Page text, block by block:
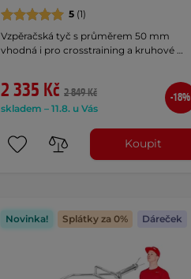
5(1)
Vzpěračská tyč s průměrem 50 mm
vhodná i pro crosstraining a kruhové …
2 335 Kč 2 849 Kč
skladem – 11.8. u Vás
-18%
Koupit
Novinka! Splátky za 0% Dáreček